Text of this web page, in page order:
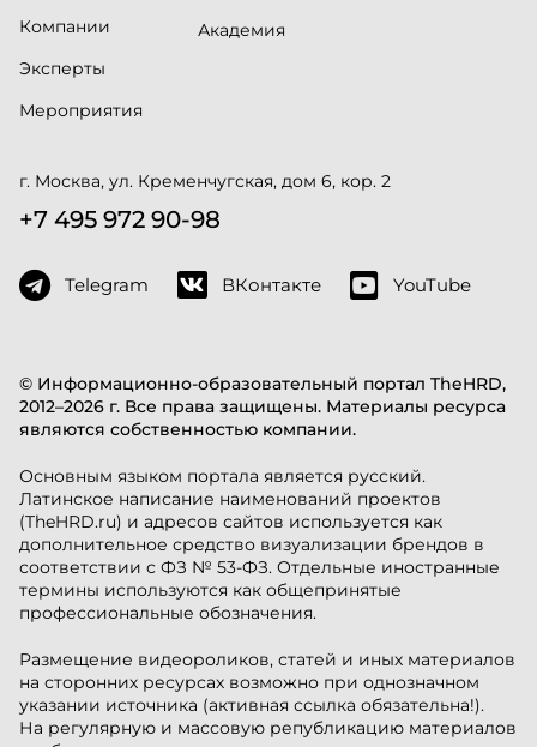
© Информационно-образовательный портал TheHRD,
2012–2026 г. Все права защищены. Материалы ресурса
являются собственностью компании.
Основным языком портала является русский.
Латинское написание наименований проектов
(TheHRD.ru) и адресов сайтов используется как
дополнительное средство визуализации брендов в
соответствии с ФЗ № 53-ФЗ. Отдельные иностранные
термины используются как общепринятые
профессиональные обозначения.
Размещение видеороликов, статей и иных материалов
на сторонних ресурсах возможно при однозначном
указании источника (активная ссылка обязательна!).
На регулярную и массовую републикацию материалов
Компании
Эксперты
Мероприятия
Академия
г. Москва, ул. Кременчугская, дом 6, кор. 2
+7 495 972 90-98
Telegram ВКонтакте YouTube